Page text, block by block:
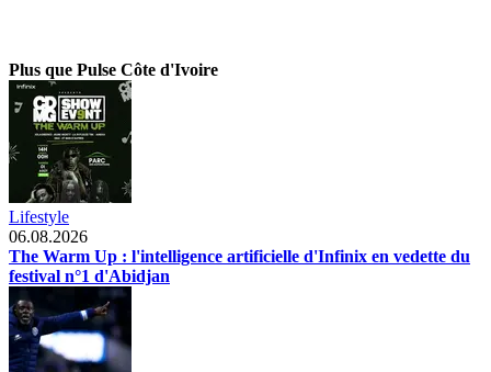
Plus que Pulse Côte d'Ivoire
Lifestyle
06.08.2026
The Warm Up : l'intelligence artificielle d'Infinix en vedette du
festival n°1 d'Abidjan